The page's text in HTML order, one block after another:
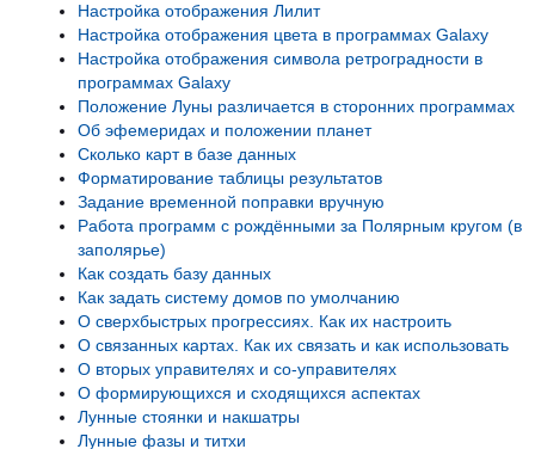
Настройка отображения Лилит
Настройка отображения цвета в программах Galaxy
Настройка отображения символа ретроградности в
программах Galaxy
Положение Луны различается в сторонних программах
Об эфемеридах и положении планет
Сколько карт в базе данных
Форматирование таблицы результатов
Задание временной поправки вручную
Работа программ с рождёнными за Полярным кругом (в
заполярье)
Как создать базу данных
Как задать систему домов по умолчанию
О сверхбыстрых прогрессиях. Как их настроить
О связанных картах. Как их связать и как использовать
О вторых управителях и со-управителях
О формирующихся и сходящихся аспектах
Лунные стоянки и накшатры
Лунные фазы и титхи